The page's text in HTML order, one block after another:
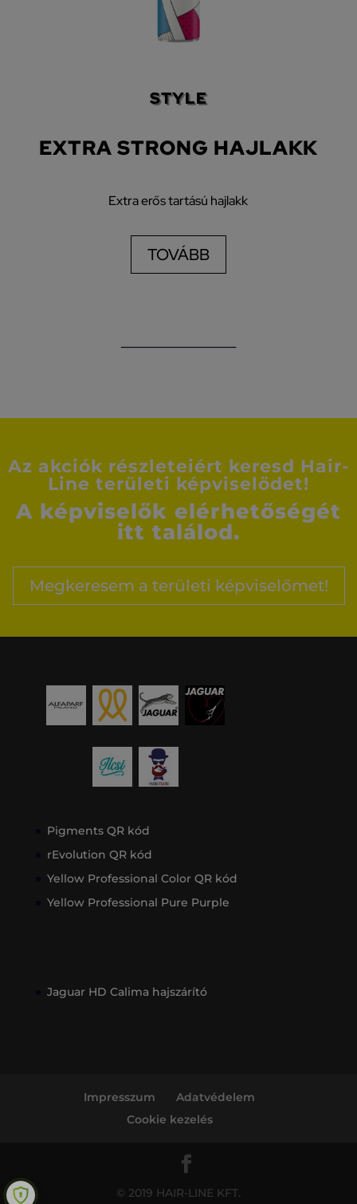
STYLE
EXTRA STRONG HAJLAKK
Extra erős tartású hajlakk
TOVÁBB
Az akciók részleteiért keresd Hair-
Line területi képviselődet!
A képviselők elérhetőségét
itt találod.
Megkeresem a területi képviselőmet!
Pigments QR kód
rEvolution QR kód
Yellow Professional Color QR kód
Yellow Professional Pure Purple
Jaguar HD Calima hajszárító
Impresszum
Adatvédelem
Cookie kezelés
© 2019 HAIR-LINE KFT.